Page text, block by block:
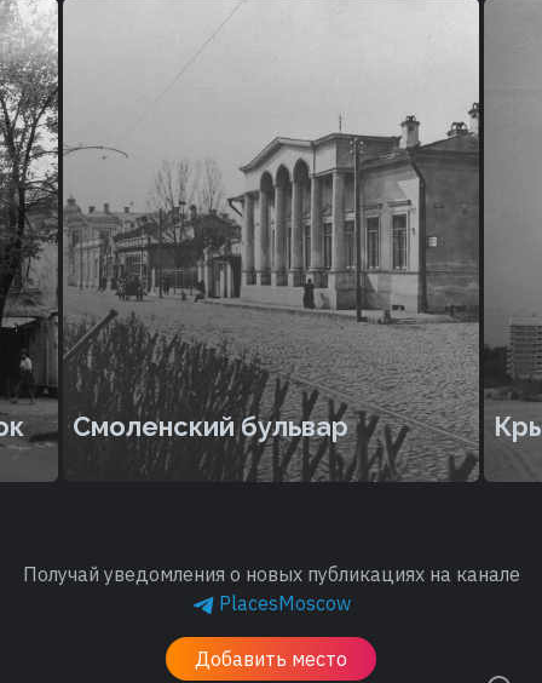
Смоленский бульвар
Получай уведомления о новых публикациях на канале
PlacesMoscow
Добавить место